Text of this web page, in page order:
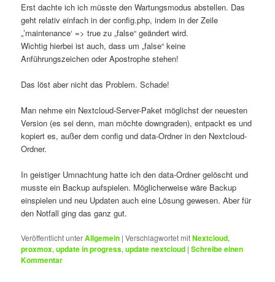
Erst dachte ich ich müsste den Wartungsmodus abstellen. Das
geht relativ einfach in der config.php, indem in der Zeile
„’maintenance‘ => true zu „false“ geändert wird.
Wichtig hierbei ist auch, dass um „false“ keine
Anführungszeichen oder Apostrophe stehen!
Das löst aber nicht das Problem. Schade!
Man nehme ein Nextcloud-Server-Paket möglichst der neuesten
Version (es sei denn, man möchte downgraden), entpackt es und
kopiert es, außer dem config und data-Ordner in den Nextcloud-
Ordner.
In geistiger Umnachtung hatte ich den data-Ordner gelöscht und
musste ein Backup aufspielen. Möglicherweise wäre Backup
einspielen und neu Updaten auch eine Lösung gewesen. Aber für
den Notfall ging das ganz gut.
Veröffentlicht unterAllgemein |Verschlagwortet mitNextcloud,
proxmox,update in progress,update nextcloud |Schreibe einen
Kommentar